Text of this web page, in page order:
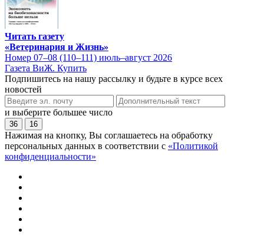
Читать газету
«Ветеринария и Жизнь»
Номер 07–08 (110–111) июль–август 2026
Газета ВиЖ. Купить
Подпишитесь на нашу рассылку и будьте в курсе всех
новостей
и выберите большее число
36 16
Нажимая на кнопку, Вы соглашаетесь на обработку
персональных данных в соответствии с «Политикой
конфиденциальности»